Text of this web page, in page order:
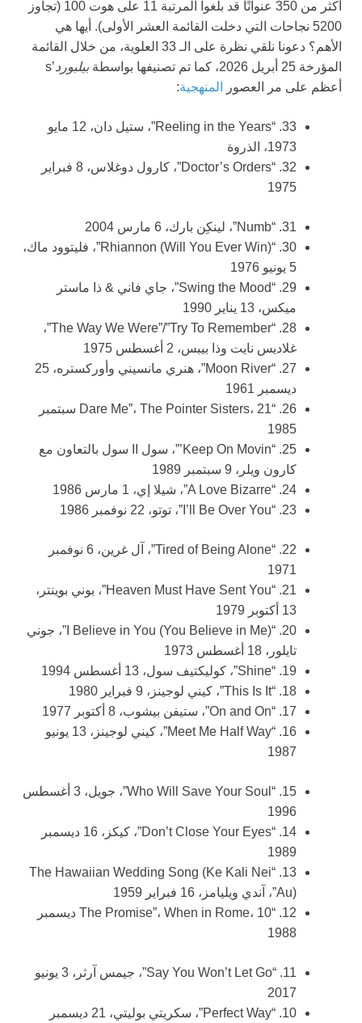
أكثر من 350 عنوانًا قد بلغوا المرتبة 11 على هوت 100 (تجاوز
5200 نجاحات التي دخلت القائمة العشر الأولى). أيها هي
الأهم؟ دعونا نلقي نظرة على الـ 33 العلوية، من خلال القائمة
المؤرخة 25 أبريل 2026، كما تم تصنيفها بواسطة
بيلبورد ’s
أعظم على مر العصور
المنهجية:
33. “Reeling in the Years”، ستيل دان، 12 مايو
1973، الذروة
32. “Doctor’s Orders”، كارول دوغلاس، 8 فبراير
1975
31. “Numb”، لينكِن بارك، 6 مارس 2004
30. “Rhiannon (Will You Ever Win)”، فليتوود ماك،
5 يونيو 1976
29. “Swing the Mood”، جاي فاني & ذا ماستر
ميكس، 13 يناير 1990
28. “The Way We Were”/”Try To Remember”،
غلاديس نايت وذا بيبس، 2 أغسطس 1975
27. “Moon River”، هنري مانسيني وأوركستره، 25
ديسمبر 1961
26. “Dare Me”، The Pointer Sisters، 21 سبتمبر
1985
25. “Keep On Movin’”، سول II سول بالتعاون مع
كارون ويلر، 9 سبتمبر 1989
24. “A Love Bizarre”، شيلا إي، 1 مارس 1986
23. “I’ll Be Over You”، توتو، 22 نوفمبر 1986
22. “Tired of Being Alone”، آل غرين، 6 نوفمبر
1971
21. “Heaven Must Have Sent You”، بوني بوينتر،
13 أكتوبر 1979
20. “I Believe in You (You Believe in Me)”، جوني
تايلور، 18 أغسطس 1973
19. “Shine”، كوليكتيف سول، 13 أغسطس 1994
18. “This Is It”، كيني لوجينز، 9 فبراير 1980
17. “On and On”، ستيفن بيشوب، 8 أكتوبر 1977
16. “Meet Me Half Way”، كيني لوجينز، 13 يونيو
1987
15. “Who Will Save Your Soul”، جويل، 3 أغسطس
1996
14. “Don’t Close Your Eyes”، كيكز، 16 ديسمبر
1989
13. “The Hawaiian Wedding Song (Ke Kali Nei
Au)”، آندي ويليامز، 16 فبراير 1959
12. “The Promise”، When in Rome، 10 ديسمبر
1988
11. “Say You Won’t Let Go”، جيمس آرثر، 3 يونيو
2017
10. “Perfect Way”، سكريتي بوليتي، 21 ديسمبر